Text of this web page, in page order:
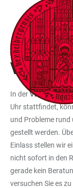
LINKS
ZUR
ZUM
HAUPTINHALT
HAUPTNAVIGATION
ÖFFNEN
WEBSEITENSUCHE
ÖFFNEN
IM GESPRÄCH MIT
VLM-
In derVLM-
Uhr stattfindet,
und Probleme
gestellt werden.
Einlass stellen wir
nicht sofort in den
gerade kein
versuchen Sie es